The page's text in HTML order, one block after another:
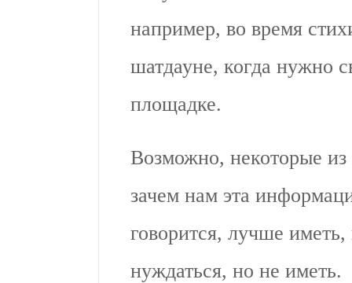
например, во время
шатдауне, когда нужно
площадке.
Возможно, некоторые из
зачем нам эта
говорится, лучше
нуждаться, но не иметь.